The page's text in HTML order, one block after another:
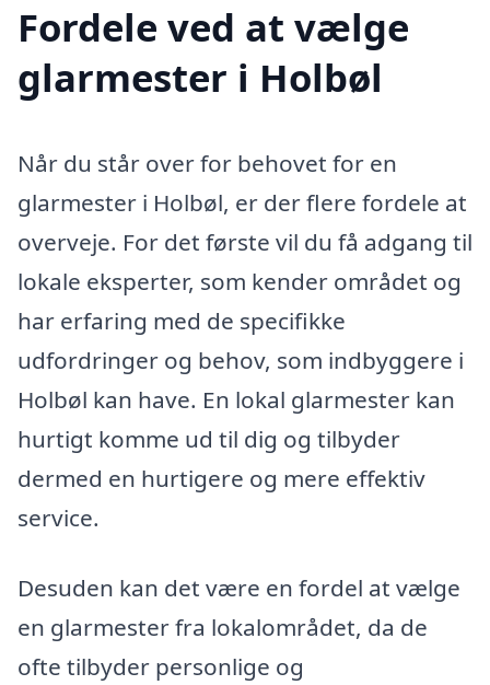
Fordele ved at vælge
glarmester i Holbøl
Når du står over for behovet for en
glarmester i Holbøl, er der flere fordele at
overveje. For det første vil du få adgang til
lokale eksperter, som kender området og
har erfaring med de specifikke
udfordringer og behov, som indbyggere i
Holbøl kan have. En lokal glarmester kan
hurtigt komme ud til dig og tilbyder
dermed en hurtigere og mere effektiv
service.
Desuden kan det være en fordel at vælge
en glarmester fra lokalområdet, da de
ofte tilbyder personlige og